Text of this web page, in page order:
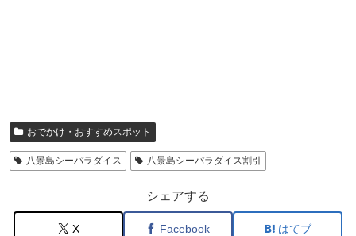
おでかけ・おすすめスポット
八景島シーパラダイス 八景島シーパラダイス割引
シェアする
X Facebook はてブ